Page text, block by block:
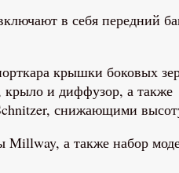
в себя передний
крышки боковых
и диффузор, а также
снижающими
Millway, а также набор